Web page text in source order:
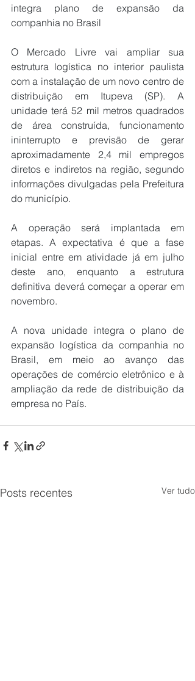
integra plano de expansão da
companhia no Brasil
O Mercado Livre vai ampliar sua
estrutura logística no interior paulista
com a instalação de um novo centro de
distribuição em Itupeva (SP). A
unidade terá 52 mil metros quadrados
de área construída, funcionamento
ininterrupto e previsão de gerar
aproximadamente 2,4 mil empregos
diretos e indiretos na região, segundo
informações divulgadas pela Prefeitura
do município.
A operação será implantada em
etapas. A expectativa é que a fase
inicial entre em atividade já em julho
deste ano, enquanto a estrutura
definitiva deverá começar a operar em
novembro.
A nova unidade integra o plano de
expansão logística da companhia no
Brasil, em meio ao avanço das
operações de comércio eletrônico e à
ampliação da rede de distribuição da
empresa no País.
Posts recentes Ver tudo